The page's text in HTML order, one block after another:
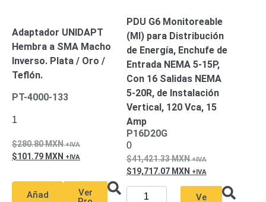
Mobiliario
Accesorios Mobiliario
de
Apoyo
Monitores
Contra
Descargas
AlternaCorriente
Directa
Redes
Adaptador UNIDAPT
Hembra a SMA Macho
Inverso. Plata / Oro /
Teflón.
PT-4000-133
1
280.80MXN
101.79 MXN
Añad
Ver
PDU G6 Monitoreable
(MI) para Distribución
de Energía, Enchufe de
Entrada NEMA 5-15P,
Con 16 Salidas NEMA
5-20R, de Instalación
Vertical, 120 Vca, 15
Amp
P16D20G
0
41,421.33MXN
19,717.07 MXN
Ve